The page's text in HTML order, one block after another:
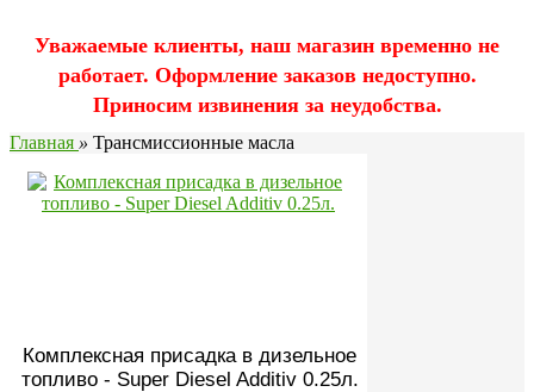
Уважаемые клиенты, наш магазин временно не
работает. Оформление заказов недоступно.
Приносим извинения за неудобства.
Главная » Трансмиссионные масла
Комплексная присадка в дизельное
топливо - Super Diesel Additiv 0.25л.